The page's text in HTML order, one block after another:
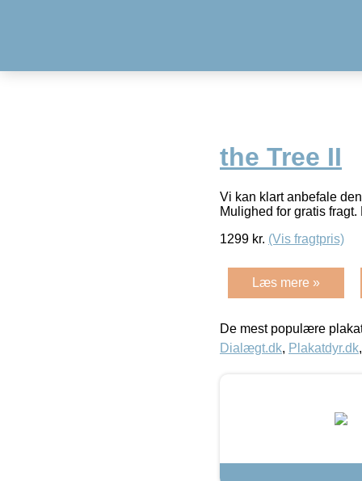
the Tree II
Vi kan klart anbefale
Mulighed for gratis
1299 kr. (Vis fragtpris)
Læs mere »
De mest populære
Dialægt.dk, Plakatdyr.dk